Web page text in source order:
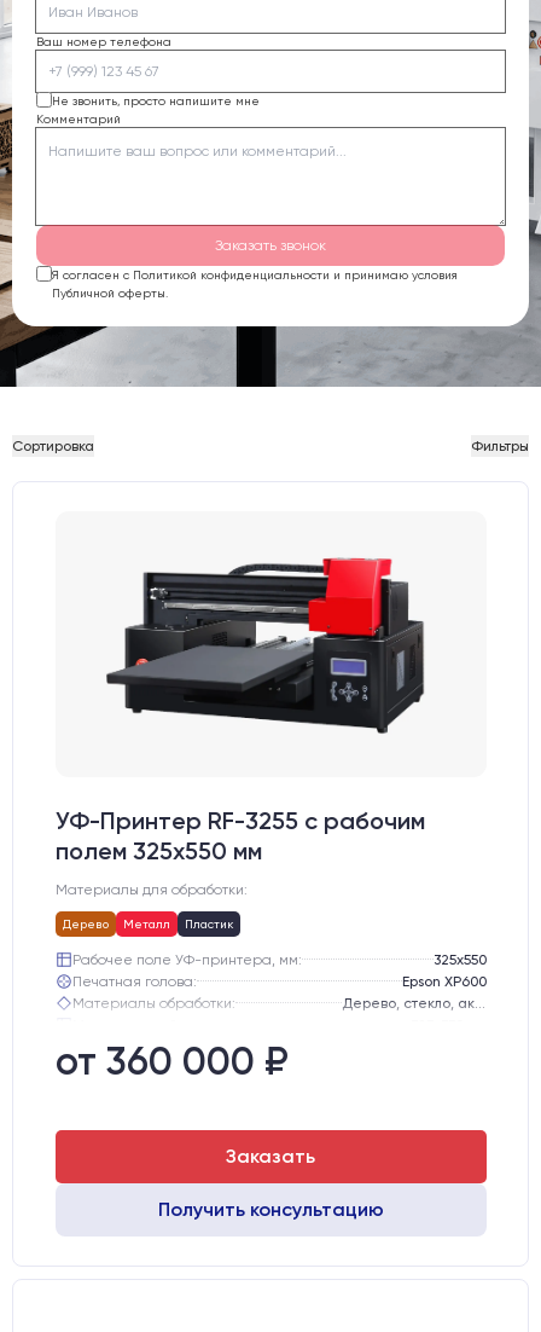
Ваш номер телефона
Не звонить, просто напишите мне
Комментарий
Заказать звонок
Я согласен с Политикой конфиденциальности и принимаю условия
Публичной оферты.
Сортировка Фильтры
УФ-Принтер RF-3255 с рабочим
полем 325х550 мм
Материалы для обработки:
Дерево Металл Пластик
Рабочее поле УФ-принтера, мм:
325x550
Печатная голова:
Epson XP600
Материалы обработки:
Дерево, стекло, акрил, металл, чехол для телефона, компакт-диск, ручка, мяч для гольфа, дерево и так далее
Регулировка высоты печати, мм:
Система охлаждения:
от 360 000 ₽
Заказать
Получить консультацию